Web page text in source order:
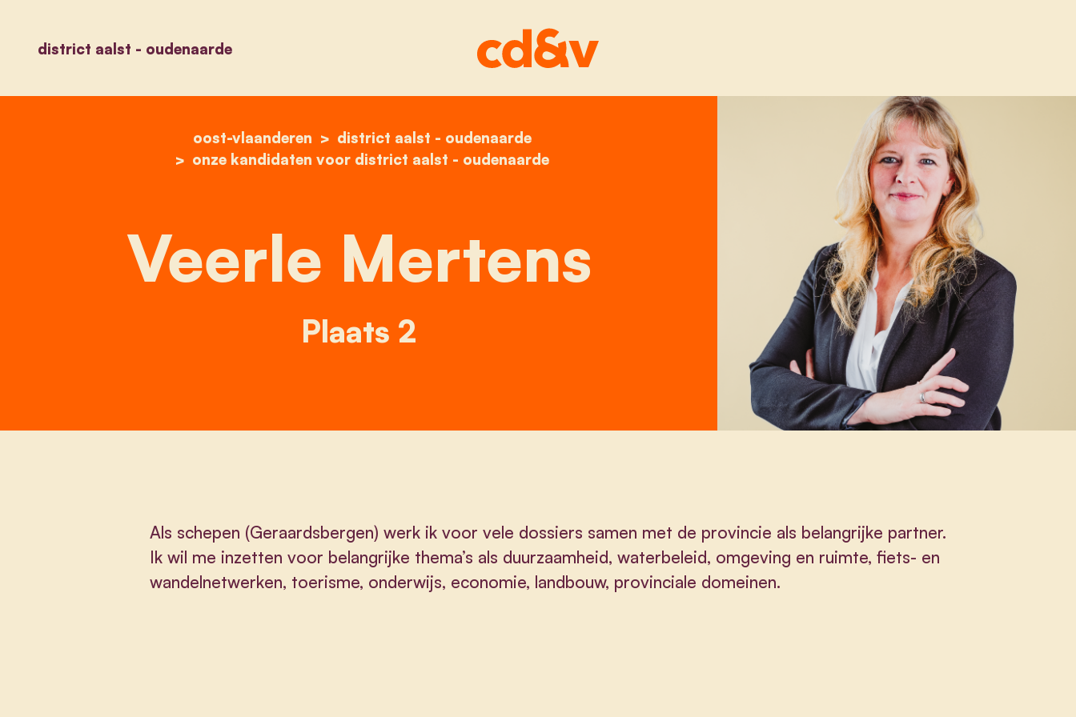
district aalst - oudenaarde
home
oost-vlaanderen
district aalst - oudenaarde
onze kandidaten voor district aalst - oudenaarde
veerle mertens
Veerle Mertens
Plaats 2
Als schepen (Geraardsbergen) werk ik voor vele dossiers samen met de provincie als belangrijke partner.
Ik wil me inzetten voor belangrijke thema’s als duurzaamheid, waterbeleid, omgeving en ruimte, fiets- en
wandelnetwerken, toerisme, onderwijs, economie, landbouw, provinciale domeinen.